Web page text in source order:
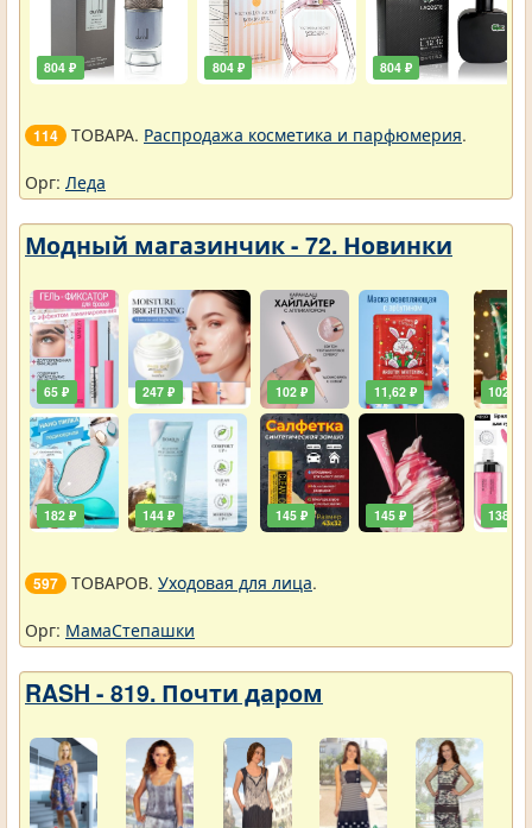
804 ₽ 804 ₽ 804 ₽
114 ТОВАРА. Распродажа косметика и парфюмерия.
Орг: Леда
Модный магазинчик - 72. Новинки
65 ₽
182 ₽
247 ₽
144 ₽
102 ₽
145 ₽
11,62 ₽
145 ₽
102 ₽
138 ₽
597 ТОВАРОВ. Уходовая для лица.
Орг: МамаСтепашки
RASH - 819. Почти даром